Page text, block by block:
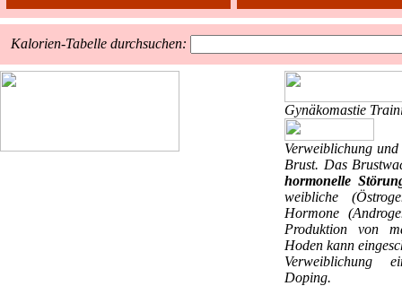
Kalorien-Tabelle durchsuchen:
Gynäkomastie
Verweiblichung
Brust. Das
hormonelle
weibliche
Hormone
Produktion von
Hoden kann
Verweiblichung
Doping.